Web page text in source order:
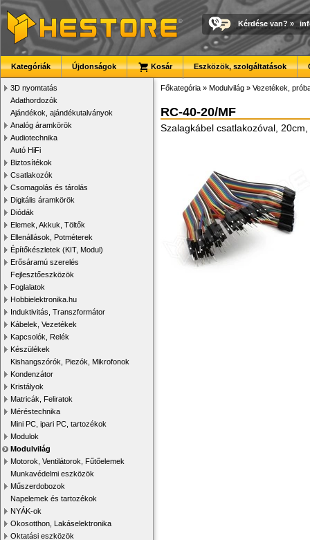
Kérdése van? »
Kategóriák Újdonságok Kosár Eszközök, szolgáltatások
3D nyomtatás
Adathordozók
Ajándékok, ajándékutalványok
Analóg áramkörök
Audiotechnika
Autó HiFi
Biztosítékok
Csatlakozók
Csomagolás és tárolás
Digitális áramkörök
Diódák
Elemek, Akkuk, Töltők
Ellenállások, Potméterek
Építőkészletek (KIT, Modul)
Erősáramú szerelés
Fejlesztőeszközök
Foglalatok
Hobbielektronika.hu
Induktivitás, Transzformátor
Kábelek, Vezetékek
Kapcsolók, Relék
Készülékek
Kishangszórók, Piezók, Mikrofonok
Kondenzátor
Kristályok
Matricák, Feliratok
Méréstechnika
Mini PC, ipari PC, tartozékok
Modulok
Modulvilág
Motorok, Ventilátorok, Fűtőelemek
Munkavédelmi eszközök
Műszerdobozok
Napelemek és tartozékok
NYÁK-ok
Okosotthon, Lakáselektronika
Oktatási eszközök
Főkategória » Modulvilág » Vezetékek,
RC-40-20/MF
Szalagkábel csatlakozóval,